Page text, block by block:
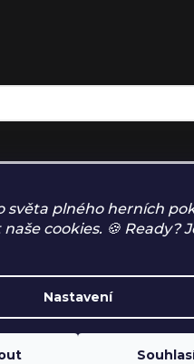
světa plného herních
cookies. 🍪 Ready?
Nastavení